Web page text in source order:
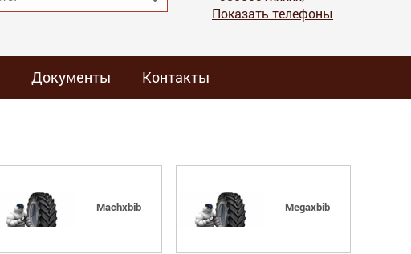
Показать телефоны
Документы Контакты
Machxbib Megaxbib